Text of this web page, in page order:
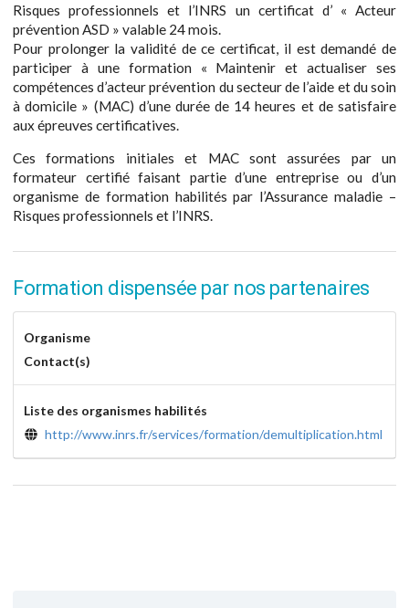
Risques professionnels et l’INRS un certificat d’ « Acteur
prévention ASD » valable 24 mois.
Pour prolonger la validité de ce certificat, il est demandé de
participer à une formation « Maintenir et actualiser ses
compétences d’acteur prévention du secteur de l’aide et du soin
à domicile » (MAC) d’une durée de 14 heures et de satisfaire
aux épreuves certificatives.
Ces formations initiales et MAC sont assurées par un
formateur certifié faisant partie d’une entreprise ou d’un
organisme de formation habilités par l’Assurance maladie –
Risques professionnels et l’INRS.
Formation dispensée par nos partenaires
Organisme
Contact(s)
Liste des organismes habilités
http://www.inrs.fr/services/formation/demultiplication.html